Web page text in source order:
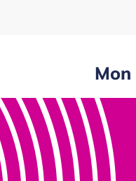
Mon